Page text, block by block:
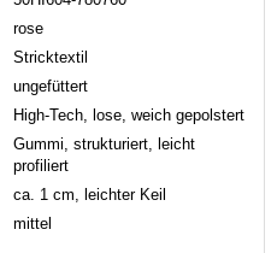
rose
Stricktextil
ungefüttert
High-Tech, lose, weich gepolstert
Gummi, strukturiert, leicht
profiliert
ca. 1 cm, leichter Keil
mittel